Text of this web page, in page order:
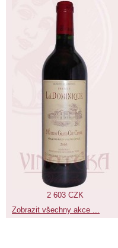
2 603 CZK
Zobrazit všechny akce ...